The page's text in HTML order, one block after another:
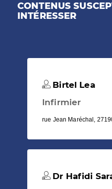
CONTENUS
INTÉRESSER
Birtel Lea
Infirmier
rue Jean Maréchal,
Dr Hafidi